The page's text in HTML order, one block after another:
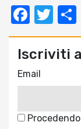
Iscriviti
Email